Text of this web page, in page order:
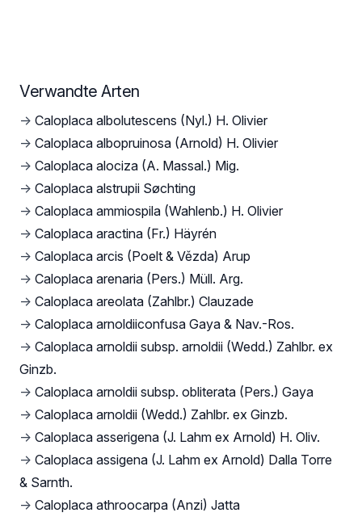
Verwandte Arten
→ Caloplaca albolutescens (Nyl.) H. Olivier
→ Caloplaca albopruinosa (Arnold) H. Olivier
→ Caloplaca alociza (A. Massal.) Mig.
→ Caloplaca alstrupii Søchting
→ Caloplaca ammiospila (Wahlenb.) H. Olivier
→ Caloplaca aractina (Fr.) Häyrén
→ Caloplaca arcis (Poelt & Vězda) Arup
→ Caloplaca arenaria (Pers.) Müll. Arg.
→ Caloplaca areolata (Zahlbr.) Clauzade
→ Caloplaca arnoldiiconfusa Gaya & Nav.-Ros.
→ Caloplaca arnoldii subsp. arnoldii (Wedd.) Zahlbr. ex
Ginzb.
→ Caloplaca arnoldii subsp. obliterata (Pers.) Gaya
→ Caloplaca arnoldii (Wedd.) Zahlbr. ex Ginzb.
→ Caloplaca asserigena (J. Lahm ex Arnold) H. Oliv.
→ Caloplaca assigena (J. Lahm ex Arnold) Dalla Torre
& Sarnth.
→ Caloplaca athroocarpa (Anzi) Jatta